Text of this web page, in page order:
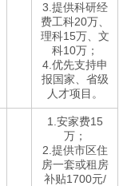
3.提供科研经
费工科20万、
理科15万、文
科10万；
4.优先支持申
报国家、省级
人才项目。
1.安家费15
万；
2.提供市区住
房一套或租房
补贴1700元/